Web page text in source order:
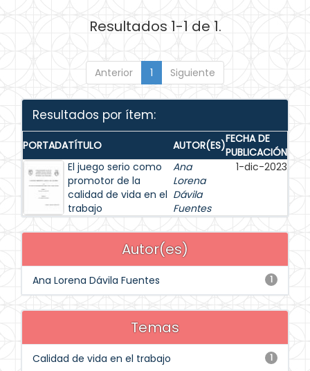
Resultados 1-1 de 1.
Anterior 1 Siguiente
Resultados por ítem:
PORTADATÍTULO AUTOR(ES)FECHA DE
PUBLICACIÓN
El juego serio como
promotor de la
calidad de vida en el
trabajo
Ana
Lorena
Dávila
Fuentes
1-dic-2023
Autor(es)
1
Ana Lorena Dávila Fuentes
Temas
1
Calidad de vida en el trabajo